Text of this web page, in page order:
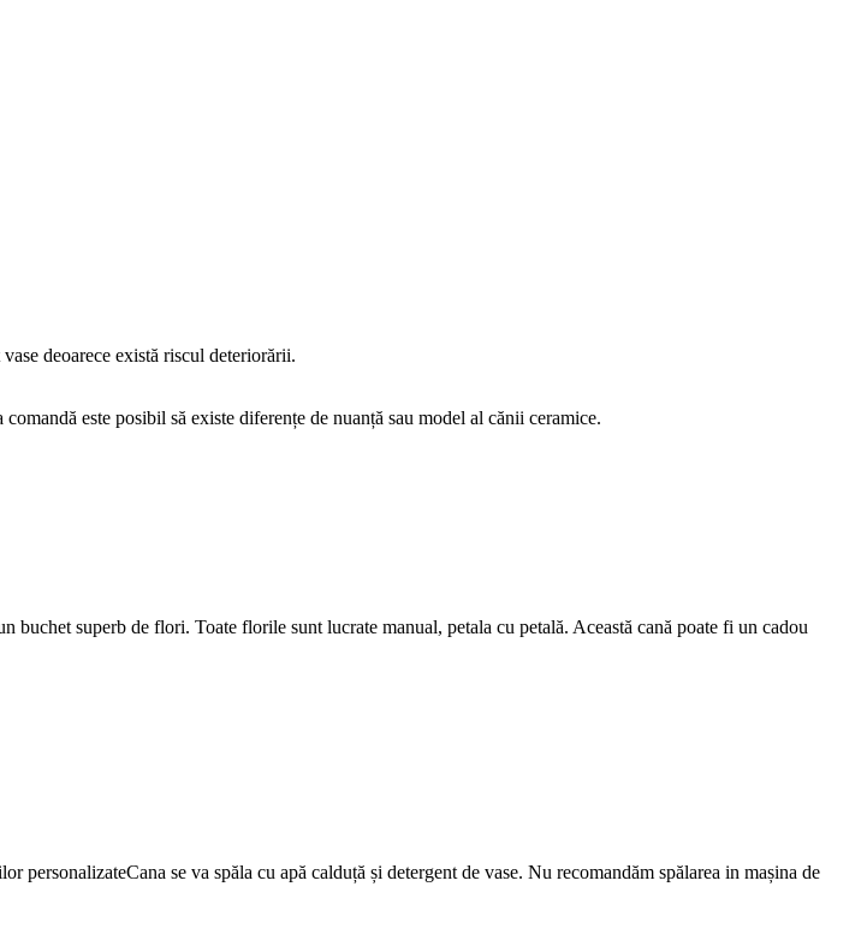
deoarece există riscul deteriorării.
este posibil să existe diferențe de nuanță sau model al cănii ceramice.
superb de flori. Toate florile sunt lucrate manual, petala cu petală. Această cană poate fi un cadou
se va spăla cu apă calduță și detergent de vase. Nu recomandăm spălarea in mașina de